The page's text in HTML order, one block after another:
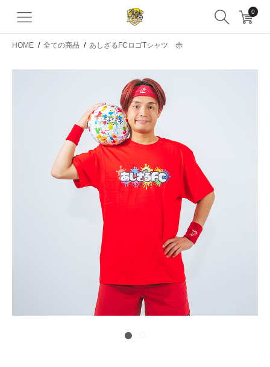
0
HOME / 全ての商品 / あしざるFCロゴTシャツ 赤